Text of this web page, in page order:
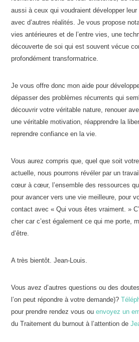
aussi à ceux qui voudraient développer
avec d’autres réalités. Je vous propose
vies antérieures et de l’entre vies, une
découverte de soi qui est souvent vécue
profondément transformatrice.
Je vous offre donc mon aide pour
dépasser des problèmes récurrents qui
découvrir votre véritable nature, renouer
une véritable motivation, réapprendre la
reprendre confiance en la vie.
Vous aurez compris que, quel que soit
actuelle, nous pourrons révéler par un
cœur à cœur, l’ensemble des ressources
pour avancer vers une vie meilleure, pour
contact avec « Qui vous êtes vraiment. »
cher car c’est également ce qui me porte,
d’être.
A très bientôt. Jean-Louis.
Vous avez d’autres questions ou des
l’on peut répondre à votre demande)?
pour prendre rendez vous ou envoyez un
du Traitement du burnout à l’attention de